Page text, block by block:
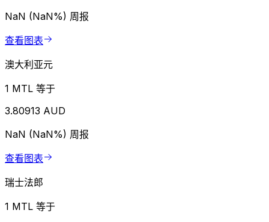
NaN (NaN%) 周报
查看图表
澳大利亚元
1 MTL 等于
3.80913 AUD
NaN (NaN%) 周报
查看图表
瑞士法郎
1 MTL 等于